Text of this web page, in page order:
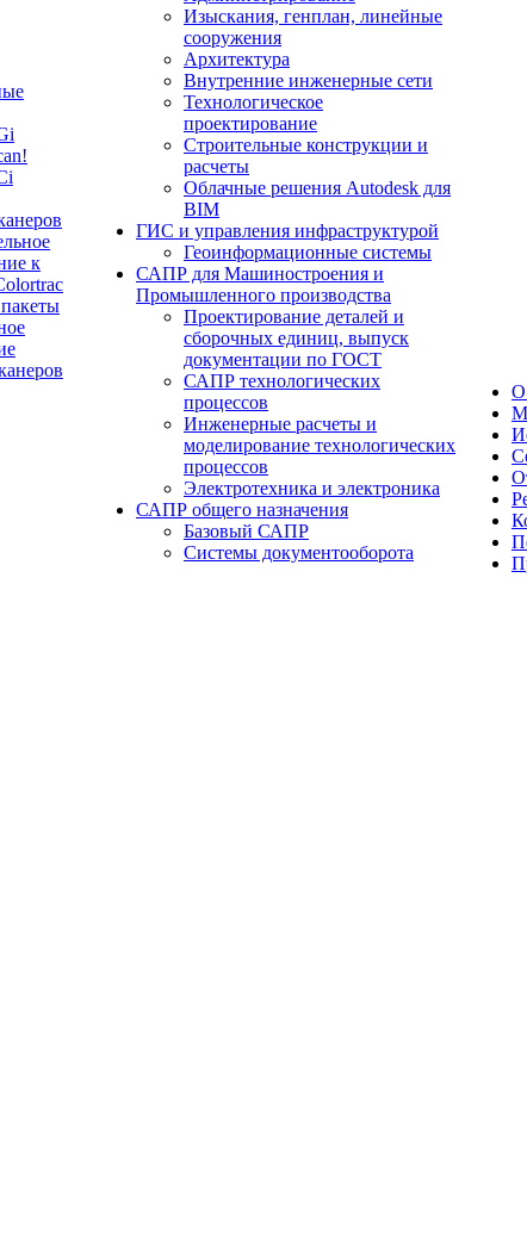
к
Изыскания, генплан, линейные
сооружения
Архитектура
Внутренние инженерные сети
Технологическое
проектирование
Строительные конструкции и
расчеты
Облачные решения Autodesk для
BIM
ГИС и управления инфраструктурой
Геоинформационные системы
САПР для Машиностроения и
Промышленного производства
Проектирование деталей и
сборочных единиц, выпуск
документации по ГОСТ
САПР технологических
процессов
Инженерные расчеты и
моделирование технологических
процессов
Электротехника и электроника
САПР общего назначения
Базовый САПР
Системы документооборота
О